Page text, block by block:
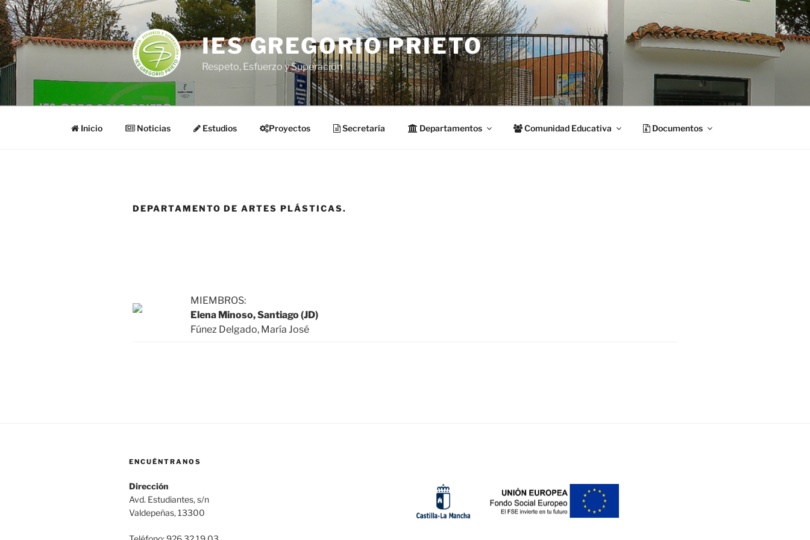
Saltar
al
contenido
IES GREGORIO PRIETO
Respeto, Esfuerzo y Superación
Inicio Noticias Estudios Proyectos Secretaría Departamentos Comunidad Educativa Documentos
DEPARTAMENTO DE ARTES PLÁSTICAS.
MIEMBROS:
Elena Minoso, Santiago (JD)
Fúnez Delgado, María José
ENCUÉNTRANOS
Dirección
Avd. Estudiantes, s/n
Valdepeñas, 13300